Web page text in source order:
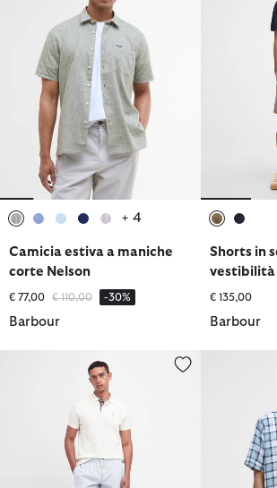
+ 4
Camicia estiva a maniche
corte Nelson
€ 77,00 Prezzo ridotto da
€ 110,00a -30%
Barbour
Shorts in
vestibilità
€ 135,00
Barbour
Costumi da bagno Somerset a righeCamicia a